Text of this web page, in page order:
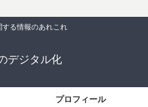
する情報のあれこれ
デジタル化
プロフィール